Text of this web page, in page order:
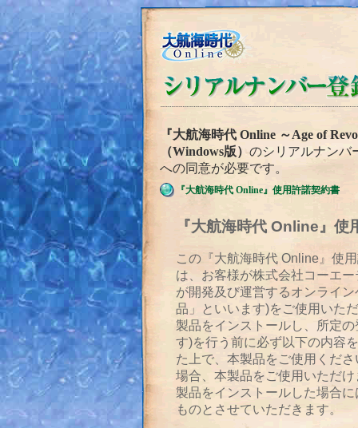
『大航海時代 Online ～Age of
（Windows版）のシリアルナンバ
への同意が必要です。
『大航海時代 Online』使用許諾契約書